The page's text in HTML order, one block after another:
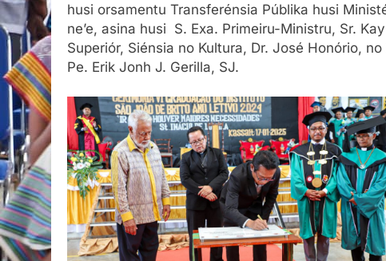
husi orsamentu Transferénsia Públika husi
ne’e, asina husi S. Exa. Primeiru-Ministru, Sr.
Superiór, Siénsia no Kultura, Dr. José Honório,
Pe. Erik Jonh J. Gerilla, SJ.